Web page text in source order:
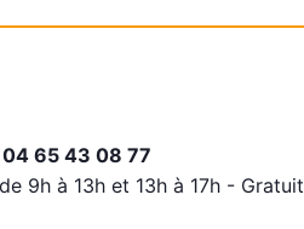
04 65 43 08 77
9h à 13h et 13h à 17h - Gratuit